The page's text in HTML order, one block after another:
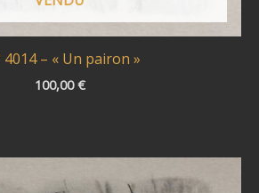
4014 – « Un pairon »
100,00€